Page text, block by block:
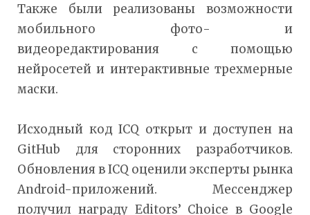
Также были реализованы возможности
мобильного фото- и
видеоредактирования с помощью
нейросетей и интерактивные трехмерные
маски.
Исходный код ICQ открыт и доступен на
GitHub для сторонних разработчиков.
Обновления в ICQ оценили эксперты рынка
Android-приложений. Мессенджер
получил награду Editors’ Choice в Google